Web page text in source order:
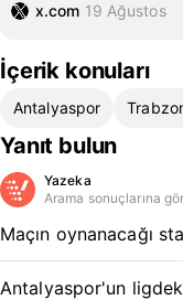
x.com 19 Ağustos
İçerik konuları
Antalyaspor
Yanıt bulun
Yazeka
Arama sonuçlarına
Maçın oynanacağı
Antalyaspor'un